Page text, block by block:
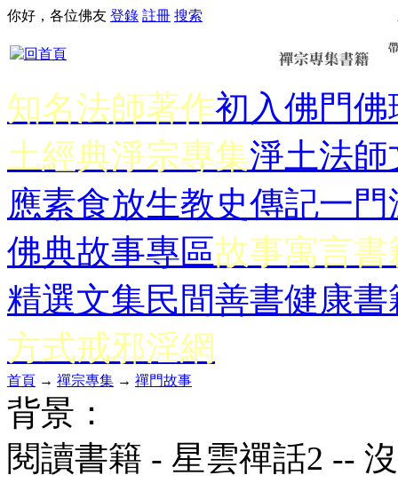
你好，各位佛友 登錄 註冊 搜索
知名法師著作初入佛門佛
土經典淨宗專集淨土法師
應素食放生教史傳記一門
佛典故事專區故事寓言書
精選文集民間善書健康書
方式戒邪淫網
首頁 → 禪宗專集 → 禪門故事
背景：
閱讀書籍 - 星雲禪話2 --